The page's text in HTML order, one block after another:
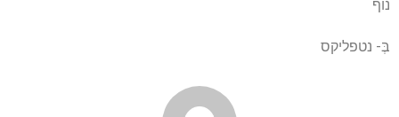
נוֹף
בְּ- נטפליקס